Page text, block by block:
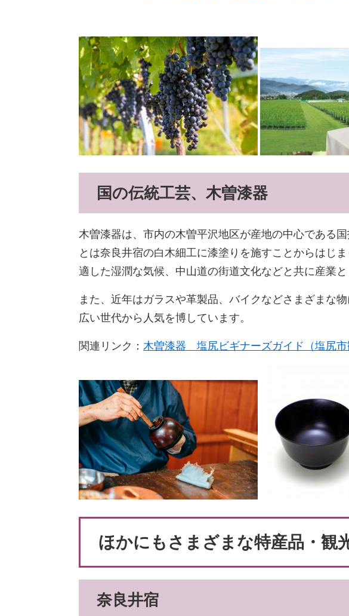
国の伝統工芸、木曽漆器
木曽漆器は、市内の木曽平沢地区が産地の中心である
とは奈良井宿の白木細工に漆塗りを施すことからはじ
適した湿潤な気候、中山道の街道文化などと共に産業と
また、近年はガラスや革製品、バイクなどさまざまな
広い世代から人気を博しています。
関連リンク： 木曽漆器 塩尻ビギナーズガイド（塩尻市
ほかにもさまざまな特産品・観
奈良井宿